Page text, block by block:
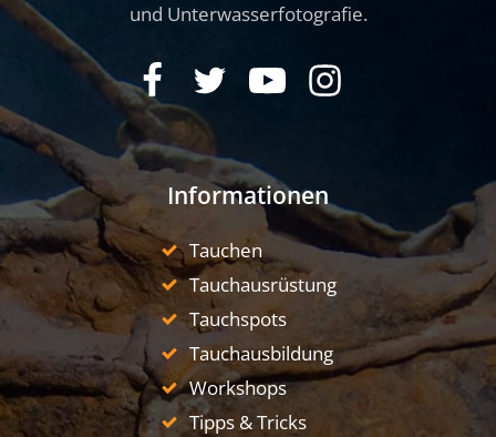
und Unterwasserfotografie.
Informationen
Tauchen
Tauchausrüstung
Tauchspots
Tauchausbildung
Workshops
Tipps & Tricks